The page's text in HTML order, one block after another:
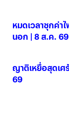
หมดเวลาซุกค่า
นอก | 8 ส.ค. 69
ญาติเหยื่อสุดเศ
69